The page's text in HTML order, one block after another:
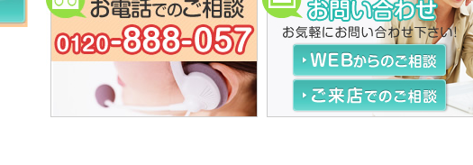
場合がございます。頂いた情報は、厳重に管理いたします。
個人情報の提供をお願いする場合について
下記のような場合にお客様の個人情報をいただくことがございます
個人情報の参照・変更・削除
当ウェブサイト上でお客様にご入力いただいた個人を特定する情
は、お客様ご本人から直接お申し出いただきました場合のみ、合
す。